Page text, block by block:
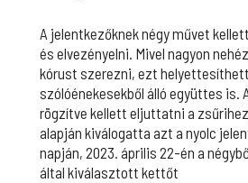
A jelentkezőknek négy művet
és elvezényelni. Mivel nagyon
kórust szerezni, ezt
szólóénekesekből álló együttes is.
rögzítve kellett eljuttatni a
alapján kiválogatta azt a nyolc
napján, 2023. április 22-én a
által kiválasztott kettőt